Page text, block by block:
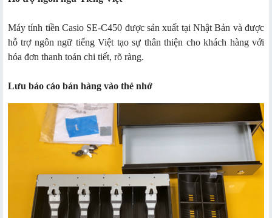
Máy tính tiền Casio SE-C450 được sản xuất tại Nhật Bản và được
hỗ trợ ngôn ngữ tiếng Việt tạo sự thân thiện cho khách hàng với
hóa đơn thanh toán chi tiết, rõ ràng.
Lưu báo cáo bán hàng vào thẻ nhớ